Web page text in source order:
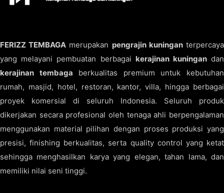
FERIZZ TEMBAGA merupakan pengrajin kuninganterpercaya
yang melayani pembuatan berbagai kerajinan kuningandan
kerajinan tembaga berkualitas premium untuk kebutuhan
rumah, masjid, hotel, restoran, kantor, villa, hingga berbagai
proyek komersial di seluruh Indonesia. Seluruh produk
dikerjakan secara profesional oleh tenaga ahli berpengalaman
menggunakan material pilihan dengan proses produksi yang
presisi, finishing berkualitas, serta quality control yang ketat
sehingga menghasilkan karya yang elegan, tahan lama, dan
memiliki nilai seni tinggi.